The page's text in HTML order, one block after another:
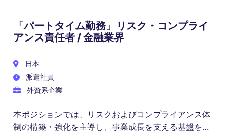
「パートタイム勤務」リスク・コンプライ
アンス責任者 / 金融業界
日本
派遣社員
外資系企業
本ポジションでは、リスクおよびコンプライアンス体
制の構築・強化を主導し、事業成長を支える基盤を整